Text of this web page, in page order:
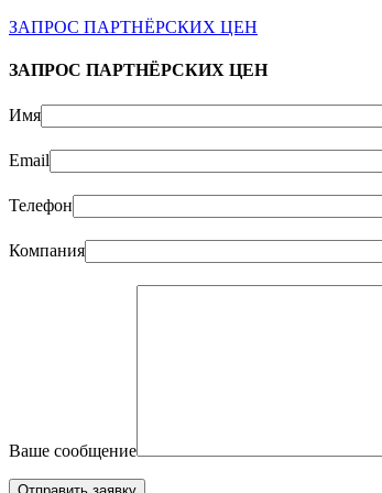
ЗАПРОС ПАРТНЁРСКИХ ЦЕН
ЗАПРОС ПАРТНЁРСКИХ ЦЕН
Имя
Email
Телефон
Компания
Ваше сообщение